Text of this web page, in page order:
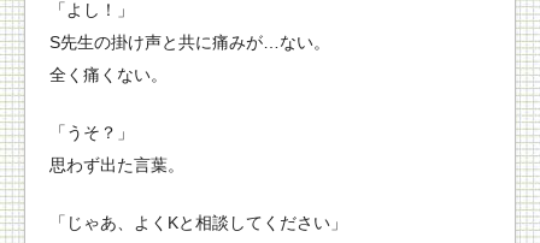
「よし！」
S先生の掛け声と共に痛みが…ない。
全く痛くない。
「うそ？」
思わず出た言葉。
「じゃあ、よくKと相談してください」